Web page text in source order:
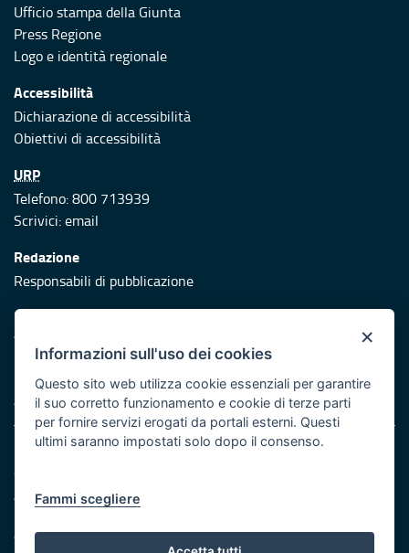
Ufficio stampa della Giunta
Press Regione
Logo e identità regionale
Accessibilità
Dichiarazione di accessibilità
Obiettivi di accessibilità
URP
Telefono: 800 713939
Scrivici:email
Redazione
Responsabili di pubblicazione
Protezione civile
Vai al sito di Protezione Civile Puglia
Iniziativa finanziata con risorse del POR Puglia 2014/2020 -
Asse XI
Note legali
Cookie e privacy
Atti di notifica
Servizi Intranet
×
Informazioni sull'uso dei cookies
Questo sito web utilizza cookie essenziali per garantire
il suo corretto funzionamento e cookie di terze parti
per fornire servizi erogati da portali esterni. Questi
ultimi saranno impostati solo dopo il consenso.
Fammi scegliere